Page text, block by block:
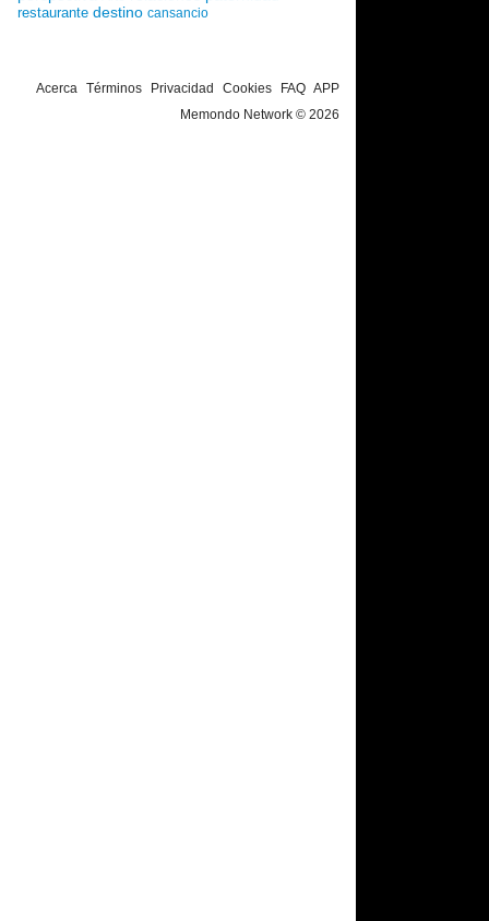
restaurante destino cansancio
Acerca Términos Privacidad Cookies FAQ APP
Memondo Network © 2026